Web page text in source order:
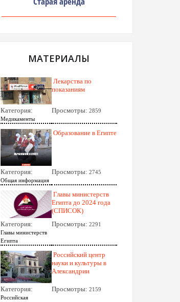
МАТЕРИАЛЫ
Лекарства по
показаниям
Категория:
Медикаменты
Просмотры: 2859
Образование в Египте
Категория:
Общая информация
Просмотры: 2745
Главы министерств
Египта до 2024 года
(СПИСОК)
Категория:
Главы министерств
Египта
Просмотры: 2291
Российский центр
науки и культуры в
Александрии
Категория:
Российская
Просмотры: 2159